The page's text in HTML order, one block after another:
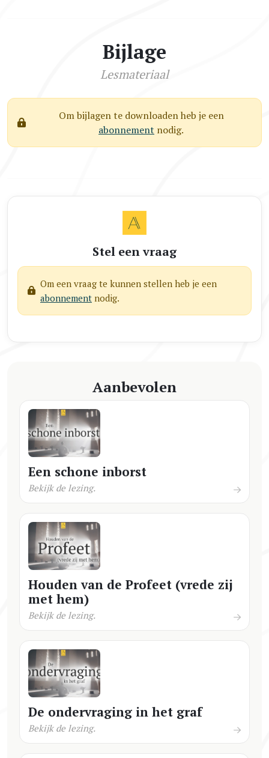
Bijlage
Lesmateriaal
Om bijlagen te downloaden heb je een
abonnement nodig.
Stel een vraag
Om een vraag te kunnen stellen heb je een
abonnement nodig.
Aanbevolen
Een schone inborst
Bekijk de lezing.
Houden van de Profeet (vrede zij
met hem)
Bekijk de lezing.
De ondervraging in het graf
Bekijk de lezing.